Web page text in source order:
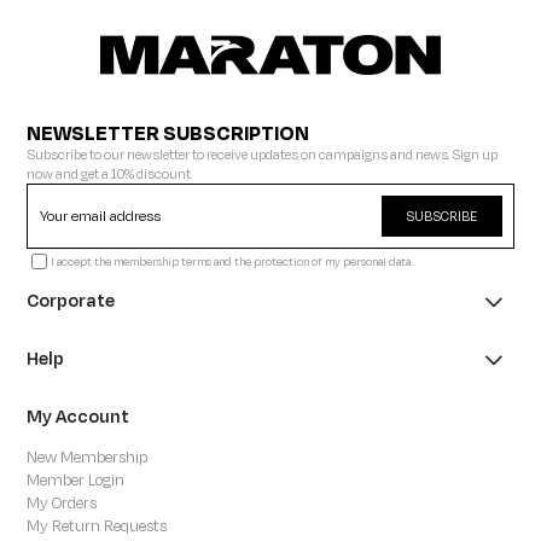
NEWSLETTER SUBSCRIPTION
Subscribe to our newsletter to receive updates on campaigns and news. Sign up
now and get a 10% discount.
SUBSCRIBE
I accept the membership terms and the protection of my personal data.
Corporate
Help
My Account
New Membership
Member Login
My Orders
My Return Requests